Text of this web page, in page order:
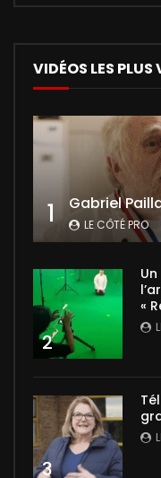
VIDÉOS LES PLUS
1 Gabriel
LE CÔTÉ PRO
2
«
3